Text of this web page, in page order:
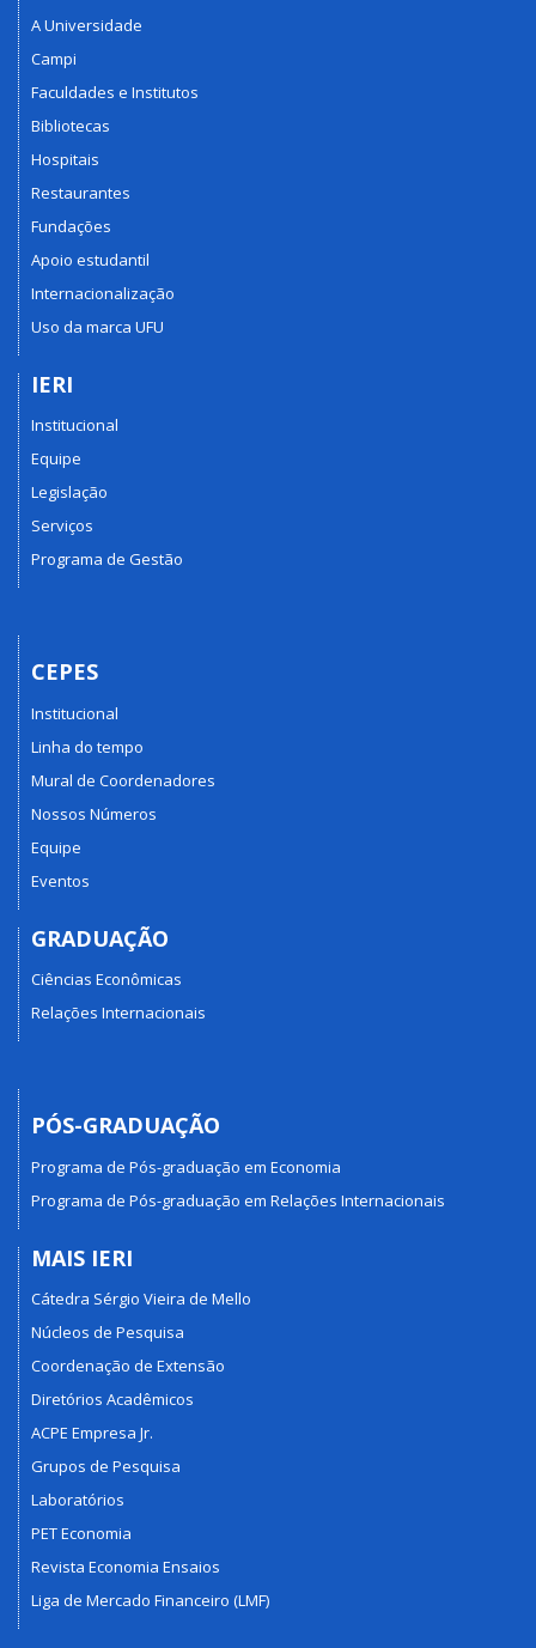
A Universidade
Campi
Faculdades e Institutos
Bibliotecas
Hospitais
Restaurantes
Fundações
Apoio estudantil
Internacionalização
Uso da marca UFU
IERI
Institucional
Equipe
Legislação
Serviços
Programa de Gestão
CEPES
Institucional
Linha do tempo
Mural de Coordenadores
Nossos Números
Equipe
Eventos
GRADUAÇÃO
Ciências Econômicas
Relações Internacionais
PÓS-GRADUAÇÃO
Programa de Pós-graduação em Economia
Programa de Pós-graduação em Relações Internacionais
MAIS IERI
Cátedra Sérgio Vieira de Mello
Núcleos de Pesquisa
Coordenação de Extensão
Diretórios Acadêmicos
ACPE Empresa Jr.
Grupos de Pesquisa
Laboratórios
PET Economia
Revista Economia Ensaios
Liga de Mercado Financeiro (LMF)